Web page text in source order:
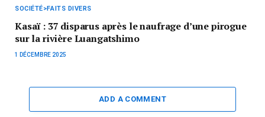
SOCIÉTÉ>FAITS DIVERS
Kasaï : 37 disparus après le naufrage d’une pirogue
sur la rivière Luangatshimo
1 DÉCEMBRE 2025
ADD A COMMENT